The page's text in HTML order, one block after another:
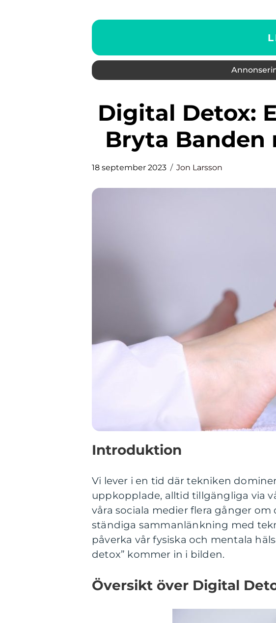
Digital Detox: En Guide till att
Bryta Banden
18 september 2023 Jon Larsson
Introduktion
Vi lever i en tid där tekniken
uppkopplade, alltid tillgängliga via
våra sociala medier flera gånger
ständiga sammanlänkning med
påverka vår fysiska och mentala
detox” kommer in i bilden.
Översikt över Digital